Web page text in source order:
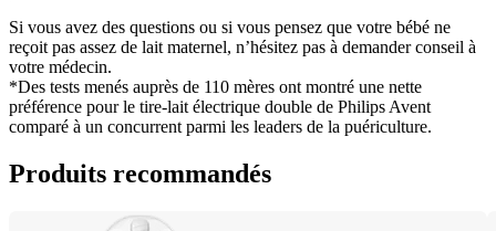
Si vous avez des questions ou si vous pensez que votre bébé ne
reçoit pas assez de lait maternel, n’hésitez pas à demander conseil à
votre médecin.
*Des tests menés auprès de 110 mères ont montré une nette
préférence pour le tire-lait électrique double de Philips Avent
comparé à un concurrent parmi les leaders de la puériculture.
Produits recommandés